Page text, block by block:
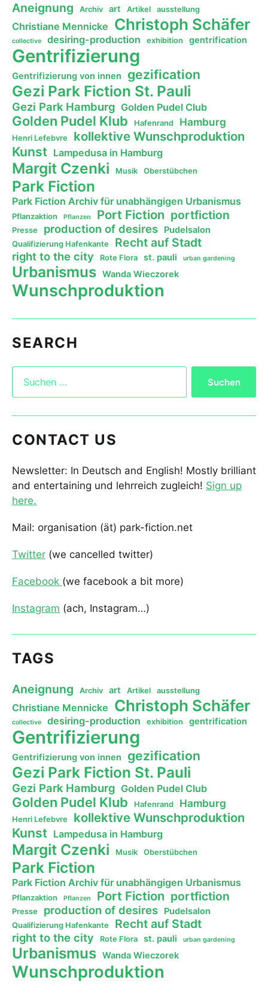
Aneignung Archiv art Artikel ausstellung
Christiane Mennicke Christoph Schäfer
collective desiring-production exhibition gentrification
Gentrifizierung
Gentrifizierung von innen gezification
Gezi Park Fiction St. Pauli
Gezi Park Hamburg Golden Pudel Club
Golden Pudel Klub Hafenrand Hamburg
Henri Lefebvre kollektive Wunschproduktion
Kunst Lampedusa in Hamburg
Margit Czenki Musik Oberstübchen
Park Fiction
Park Fiction Archiv für unabhängigen Urbanismus
Pflanzaktion Pflanzen Port Fiction portfiction
Presse production of desires Pudelsalon
Qualifizierung Hafenkante Recht auf Stadt
right to the city Rote Flora st. pauli urban gardening
Urbanismus Wanda Wieczorek
Wunschproduktion
SEARCH
CONTACT US
Newsletter: In Deutsch and English! Mostly brilliant
and entertaining und lehrreich zugleich! Sign up
here.
Mail: organisation (ät) park-fiction.net
Twitter (we cancelled twitter)
Facebook (we facebook a bit more)
Instagram (ach, Instagram…)
TAGS
Aneignung Archiv art Artikel ausstellung
Christiane Mennicke Christoph Schäfer
collective desiring-production exhibition gentrification
Gentrifizierung
Gentrifizierung von innen gezification
Gezi Park Fiction St. Pauli
Gezi Park Hamburg Golden Pudel Club
Golden Pudel Klub Hafenrand Hamburg
Henri Lefebvre kollektive Wunschproduktion
Kunst Lampedusa in Hamburg
Margit Czenki Musik Oberstübchen
Park Fiction
Park Fiction Archiv für unabhängigen Urbanismus
Pflanzaktion Pflanzen Port Fiction portfiction
Presse production of desires Pudelsalon
Qualifizierung Hafenkante Recht auf Stadt
right to the city Rote Flora st. pauli urban gardening
Urbanismus Wanda Wieczorek
Wunschproduktion